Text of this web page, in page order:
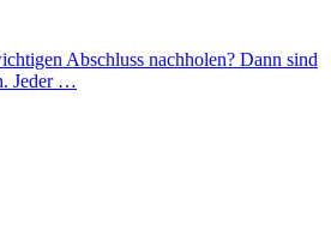
Abschluss nachholen? Dann sind
Jeder …